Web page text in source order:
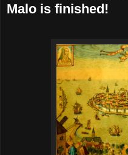
Malo is finished!